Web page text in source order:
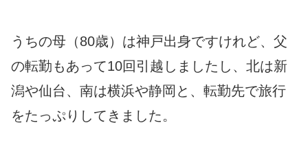
うちの母（80歳）は神戸出身ですけれど、父
の転勤もあって10回引越しましたし、北は新
潟や仙台、南は横浜や静岡と、転勤先で旅行
をたっぷりしてきました。